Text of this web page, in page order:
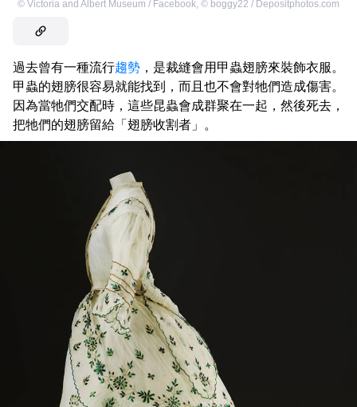
© Victoria and Albert Museum / Facebook, © boggy22 / Depositphotos.com
過去曾有一種流行趨勢 ，是裁縫會用甲蟲翅膀來裝飾衣服。
甲蟲的翅膀很容易就能找到，而且也不會對牠們造成傷害。
因為當牠們交配時，這些昆蟲會成群聚在一起，然後死去，
把牠們的翅膀留給「翅膀收割者」。